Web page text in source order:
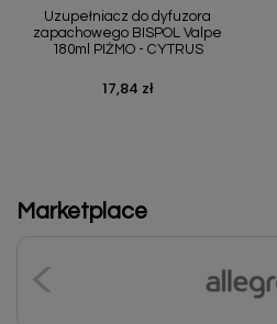
Uzupełniacz do dyfuzora
zapachowego BISPOL Valpe
180ml PIŻMO - CYTRUS
Cena
17,84 zł
Marketplace